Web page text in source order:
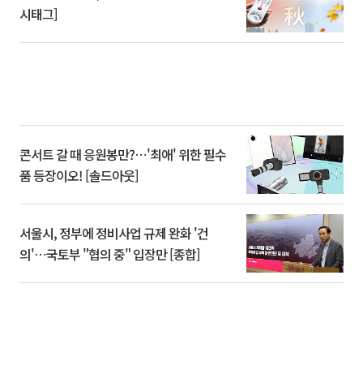
시태그]
콘서트 갈 때 응원봉만?⋯'최애' 위한 필수
품 등장이오! [솔드아웃]
서울시, 정부에 정비사업 규제 완화 '건
의'⋯국토부 "협의 중" 입장만 [종합]